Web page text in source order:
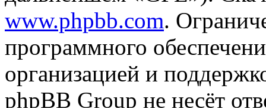
www.phpbb.com.
программного
организацией и
phpBB Group не несёт